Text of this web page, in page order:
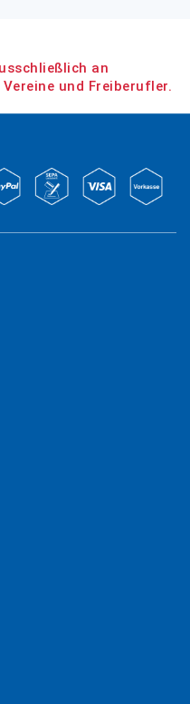
an
und Freiberufler.